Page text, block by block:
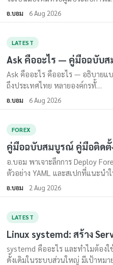
อ.บอม 6 Aug 2026
LATEST
Ask คืออะไร — คู่มือฉบับ
Ask คืออะไร คืออะไร — อธิบายแ
ถึงประเทศไทย หลายองค์กรทั้…
อ.บอม 6 Aug 2026
FOREX
คู่มือฉบับสมบูรณ์ คู่มือติดตั้
อ.บอม พาเจาะลึกการ Deploy
ตัวอย่าง YAML และสเปกที่แนะนำ
อ.บอม 2 Aug 2026
LATEST
Linux systemd: สร้าง
systemd คืออะไร และทำไมต้อง
ดั้งเดิมในระบบส่วนใหญ่ มีเป้าหมา